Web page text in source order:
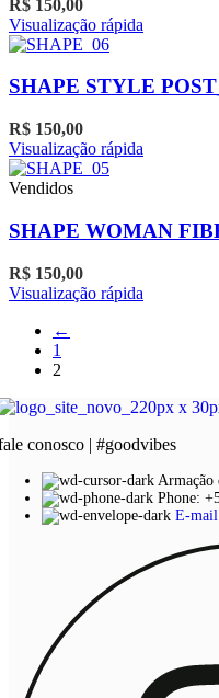
R$ 150,00
Visualização rápida
SHAPE STYLE
R$ 150,00
Visualização rápida
Vendidos
SHAPE WOMAN
R$ 150,00
Visualização rápida
←
1
2
conosco | #goodvibes
Armação
Phone:
E-